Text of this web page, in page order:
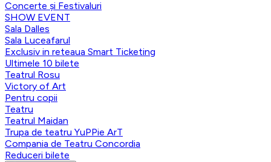
Concerte și Festivaluri
SHOW EVENT
Sala Dalles
Sala Luceafarul
Exclusiv in reteaua Smart Ticketing
Ultimele 10 bilete
Teatrul Rosu
Victory of Art
Pentru copii
Teatru
Teatrul Maidan
Trupa de teatru YuPPie ArT
Compania de Teatru Concordia
Reduceri bilete